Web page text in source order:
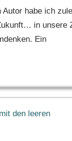
Autor habe ich
in unsere
Ein